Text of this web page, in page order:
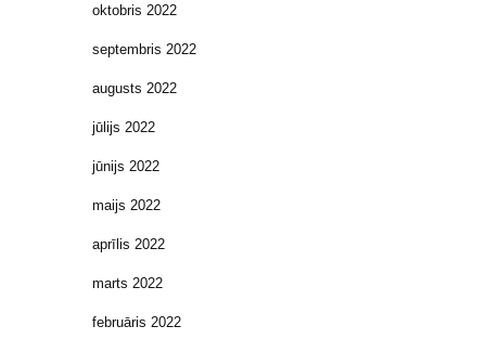
oktobris 2022
septembris 2022
augusts 2022
jūlijs 2022
jūnijs 2022
maijs 2022
aprīlis 2022
marts 2022
februāris 2022